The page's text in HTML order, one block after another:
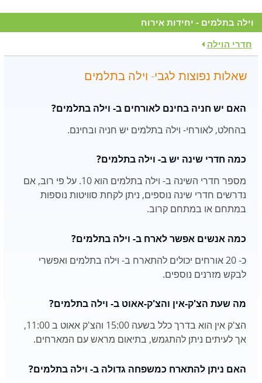
וילה בתלמים - יחידות אירוח
חדרי הוילה
שאלות נפוצות לגבי- וילה בתלמים
האם יש חניה בחינם לאורחים ב- וילה בתלמים?
בהחלט, לאורחי- וילה בתלמים יש חניה ובחינם.
כמה חדרי שינה יש ב- וילה בתלמים?
מספר חדרי השינה ב- וילה בתלמים הוא 10. על פי רוב, אם
נדרשים חדרי שינה נוספים, ניתן לקחת סוויטות נוספות
במתחם או במתחם קרוב.
כמה אנשים אפשר לארח ב- וילה בתלמים?
כ- 20 אורחים יכולים להתארח ב- וילה בתלמים ואפשרי
לבקש מזרנים נוספים.
מה שעת הצ'ק-אין והצ'ק-אאוט ב- וילה בתלמים?
הצ'ק אין הוא בדרך כלל בשעה 15:00 והצ'ק אאוט ב 11:00,
אך לעיתים ניתן להתגמש, בתיאום מראש עם המארחים.
האם ניתן להתארח כמשפחה גדולה ב- וילה בתלמים?